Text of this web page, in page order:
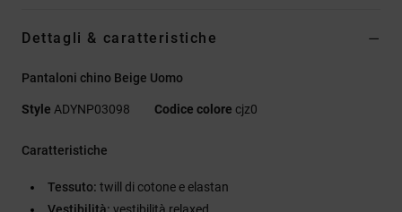
Dettagli & caratteristiche
Pantaloni chino Beige Uomo
Style ADYNP03098 Codice colore cjz0
Caratteristiche
Tessuto: twill di cotone e elastan
Vestibilità: vestibilità relaxed